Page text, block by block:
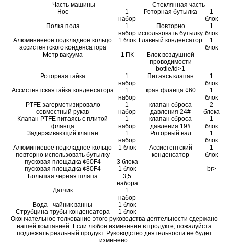
Часть машины
Стеклянная часть
Нос
1
набор
Роторная бутылка
1
блок
Полка пола
1
набор
Повторно
использовать бутылку
1
блок
Алюминиевое подкладное кольцо
ассистентского конденсатора
1 блок Главный конденсатор
1
блок
Метр вакуума
1 ПК
Блок воздушной
проводимости
bottle/td>1
Роторная гайка
1
набор
Питаясь клапан
1
блок
Ассистентская гайка конденсатора
1
набор
кран фланца ¢60
1
блок
PTFE загерметизировало
совместный рукав
1
набор
клапан сброса
давления 24#
2
блока
Клапан PTFE питаясь с плитой
фланца
1
набор
клапан сброса
давления 19#
1
блок
Задерживающий клапан
1
набор
Роторный вал
1
блок
Алюминиевое подкладное кольцо
повторно использовать бутылку
1 блок
Ассистентский
конденсатор
1
блок
пусковая площадка ¢60F4
3 блока
пусковая площадка ¢80F4
1 блок
br>
Большая черная шляпа
3,5
набора
Датчик
1
набор
Вода - чайник ванны
1 блок
Струбцина трубы конденсатора
1 блок
Окончательное толкование этого руководства деятельности сдержано
нашей компанией. Если любое изменение в продукте, пожалуйста
подлежать реальный продукт. Руководство деятельности не будет
изменено.